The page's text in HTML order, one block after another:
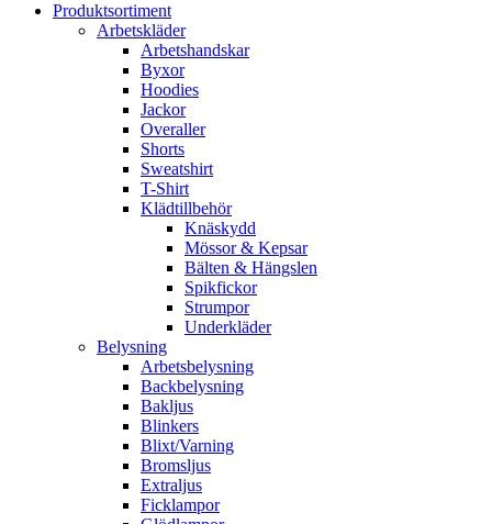
Produktsortiment
Arbetskläder
Arbetshandskar
Byxor
Hoodies
Jackor
Overaller
Shorts
Sweatshirt
T-Shirt
Klädtillbehör
Knäskydd
Mössor & Kepsar
Bälten & Hängslen
Spikfickor
Strumpor
Underkläder
Belysning
Arbetsbelysning
Backbelysning
Bakljus
Blinkers
Blixt/Varning
Bromsljus
Extraljus
Ficklampor